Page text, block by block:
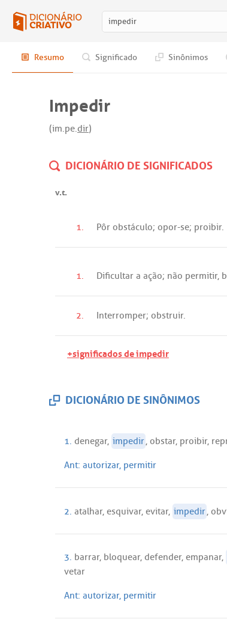
Resumo Significado Sinônimos
Impedir
(im.pe.dir)
DICIONÁRIO DE SIGNIFICADOS
v.t.
1. Pôr obstáculo; opor-se; proibir.
1. Dificultar a ação; não permitir,
2. Interromper; obstruir.
+significados de impedir
DICIONÁRIO DE SINÔNIMOS
1. denegar, impedir, obstar, proibir,
Ant: autorizar, permitir
2. atalhar, esquivar, evitar, impedir,
3. barrar, bloquear, defender, empanar,
vetar
Ant: autorizar, permitir